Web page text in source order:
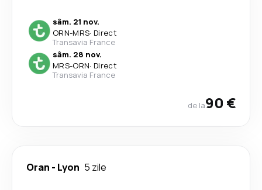
sâm. 21 nov.
ORN-MRS· Direct
Transavia France
sâm. 28 nov.
MRS-ORN· Direct
Transavia France
de la90 €
Oran - Lyon 5 zile